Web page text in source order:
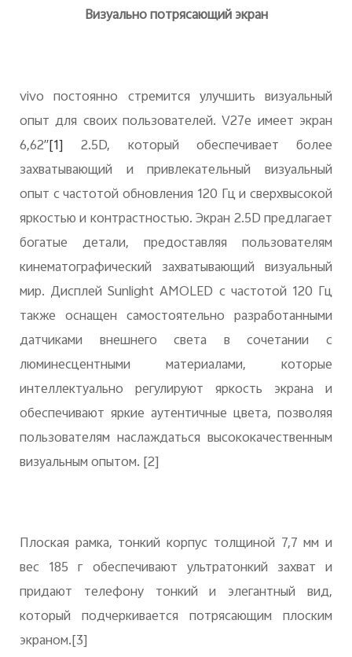
Визуально потрясающий экран
vivo постоянно стремится улучшить визуальный
опыт для своих пользователей. V27e имеет экран
6,62′′[1] 2.5D, который обеспечивает более
захватывающий и привлекательный визуальный
опыт с частотой обновления 120 Гц и сверхвысокой
яркостью и контрастностью. Экран 2.5D предлагает
богатые детали, предоставляя пользователям
кинематографический захватывающий визуальный
мир. Дисплей Sunlight AMOLED с частотой 120 Гц
также оснащен самостоятельно разработанными
датчиками внешнего света в сочетании с
люминесцентными материалами, которые
интеллектуально регулируют яркость экрана и
обеспечивают яркие аутентичные цвета, позволяя
пользователям наслаждаться высококачественным
визуальным опытом. [2]
Плоская рамка, тонкий корпус толщиной 7,7 мм и
вес 185 г обеспечивают ультратонкий захват и
придают телефону тонкий и элегантный вид,
который подчеркивается потрясающим плоским
экраном.[3]